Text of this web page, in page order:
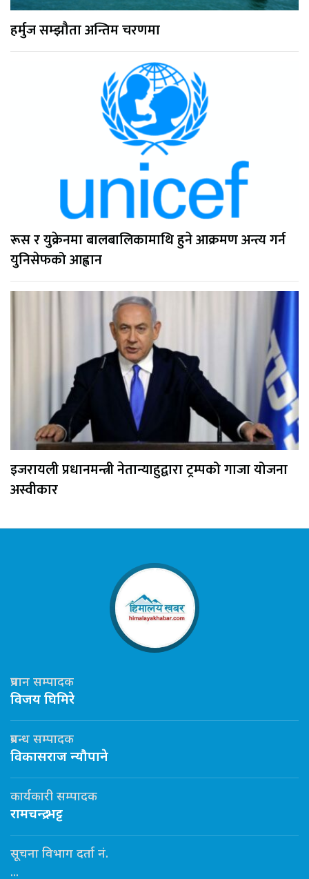
हर्मुज सम्झौता अन्तिम चरणमा
रूस र युक्रेनमा बालबालिकामाथि हुने आक्रमण अन्त्य गर्न
युनिसेफको आह्वान
इजरायली प्रधानमन्त्री नेतान्याहुद्वारा ट्रम्पको गाजा योजना
अस्वीकार
प्रधान सम्पादक
विजय घिमिरे
प्रबन्ध सम्पादक
विकासराज न्यौपाने
कार्यकारी सम्पादक
रामचन्द्र भट्ट
सूचना विभाग दर्ता नं.
...